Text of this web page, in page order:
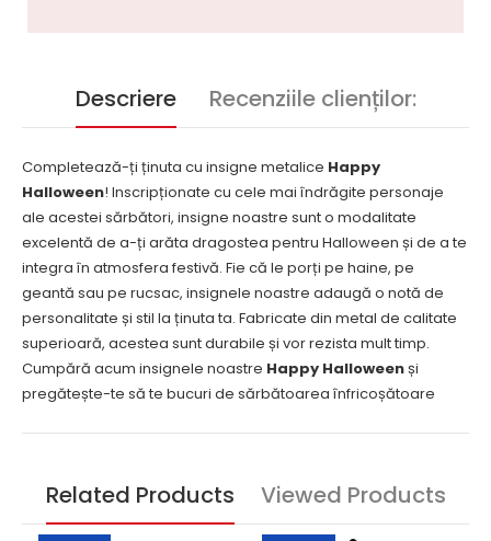
Descriere Recenziile clienților:
Completează-ți ținuta cu insigne metalice Happy
Halloween! Inscripționate cu cele mai îndrăgite personaje
ale acestei sărbători, insigne noastre sunt o modalitate
excelentă de a-ți arăta dragostea pentru Halloween și de a te
integra în atmosfera festivă. Fie că le porți pe haine, pe
geantă sau pe rucsac, insignele noastre adaugă o notă de
personalitate și stil la ținuta ta. Fabricate din metal de calitate
superioară, acestea sunt durabile și vor rezista mult timp.
Cumpără acum insignele noastre Happy Halloweenși
pregătește-te să te bucuri de sărbătoarea înfricoșătoare
Related Products Viewed Products